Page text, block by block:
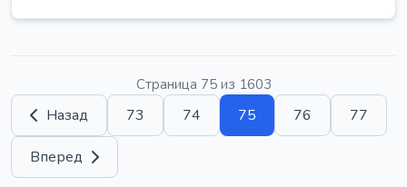
Страница 75 из 1603
Назад 73 74 75 76 77
Вперед